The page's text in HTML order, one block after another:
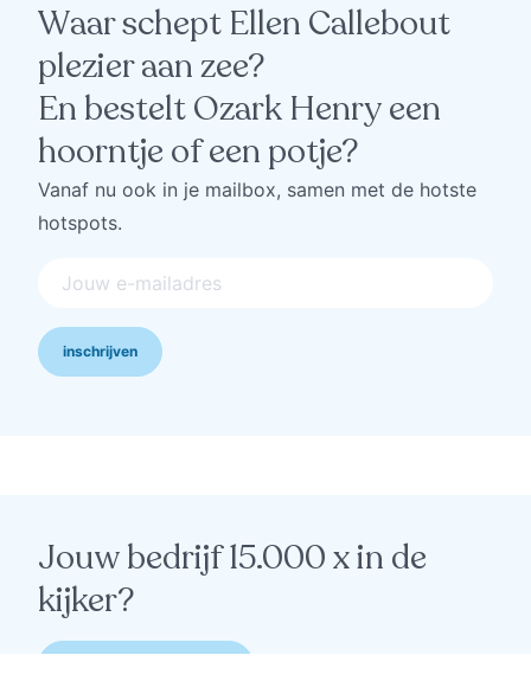
Waar schept Ellen Callebout
plezier aan zee?
En bestelt Ozark Henry een
hoorntje of een potje?
Vanaf nu ook in je mailbox, samen met de hotste
hotspots.
inschrijven
Jouw bedrijf 15.000 x in de
kijker?